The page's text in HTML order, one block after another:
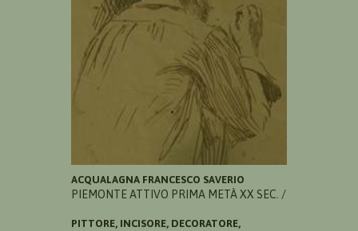
ACQUALAGNA FRANCESCO SAVERIO
PIEMONTE ATTIVO PRIMA METÀ XX SEC. /
PITTORE, INCISORE, DECORATORE,